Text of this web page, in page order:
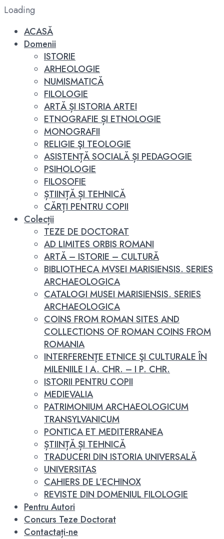
Loading
ACASĂ
Domenii
ISTORIE
ARHEOLOGIE
NUMISMATICĂ
FILOLOGIE
ARTĂ ȘI ISTORIA ARTEI
ETNOGRAFIE ȘI ETNOLOGIE
MONOGRAFII
RELIGIE ŞI TEOLOGIE
ASISTENȚĂ SOCIALĂ ȘI PEDAGOGIE
PSIHOLOGIE
FILOSOFIE
ȘTIINȚĂ ȘI TEHNICĂ
CĂRȚI PENTRU COPII
Colecții
TEZE DE DOCTORAT
AD LIMITES ORBIS ROMANI
ARTĂ – ISTORIE – CULTURĂ
BIBLIOTHECA MVSEI MARISIENSIS. SERIES
ARCHAEOLOGICA
CATALOGI MUSEI MARISIENSIS. SERIES
ARCHAEOLOGICA
COINS FROM ROMAN SITES AND
COLLECTIONS OF ROMAN COINS FROM
ROMANIA
INTERFERENŢE ETNICE ŞI CULTURALE ÎN
MILENIILE I A. CHR. – I P. CHR.
ISTORII PENTRU COPII
MEDIEVALIA
PATRIMONIUM ARCHAEOLOGICUM
TRANSYLVANICUM
PONTICA ET MEDITERRANEA
ȘTIINȚĂ ȘI TEHNICĂ
TRADUCERI DIN ISTORIA UNIVERSALĂ
UNIVERSITAS
CAHIERS DE L’ECHINOX
REVISTE DIN DOMENIUL FILOLOGIE
Pentru Autori
Concurs Teze Doctorat
Contactați-ne